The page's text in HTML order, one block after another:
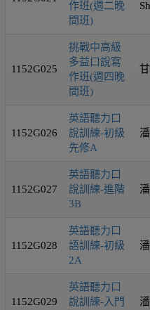
作班(週二晚
間班)
1152G025
挑戰中高級
多益口說寫
作班(週四晚
間班)
1152G026
英語聽力口
說訓練-初級
先修A
1152G027
英語聽力口
說訓練-進階
3B
1152G028
英語聽力口
語訓練-初級
2A
1152G029
英語聽力口
說訓練-入門